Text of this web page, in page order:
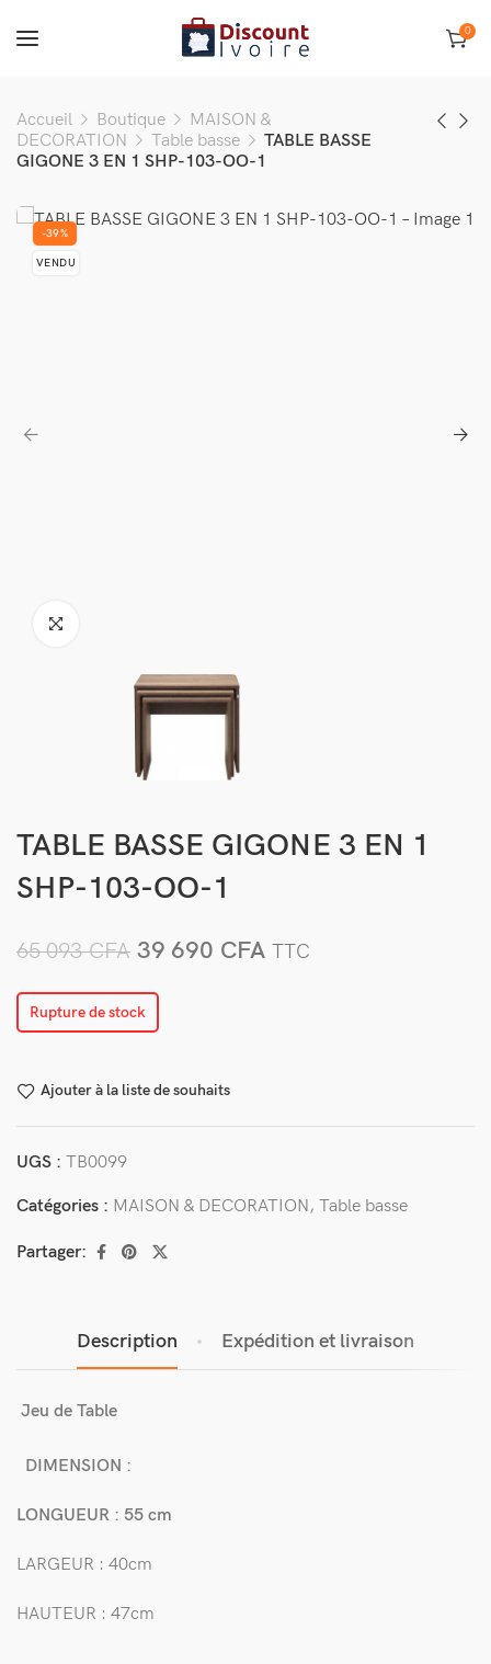
0
Accueil Boutique
MAISON &
DECORATION
Table basse
TABLE BASSE
GIGONE 3 EN 1 SHP-103-OO-1
-39%
VENDU
TABLE BASSE GIGONE 3 EN 1
SHP-103-OO-1
65 093CFA 39 690 CFA TTC
Rupture de stock
Ajouter à la liste de souhaits
UGS : TB0099
Catégories : MAISON & DECORATION, Table basse
Partager:
Description Expédition et livraison
Jeu de Table
DIMENSION :
LONGUEUR : 55 cm
LARGEUR : 40cm
HAUTEUR : 47cm